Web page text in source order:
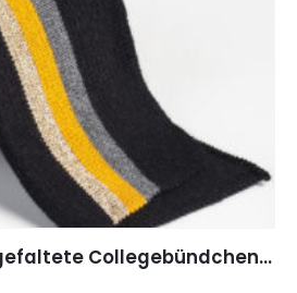
Strickbündchen, gefaltete Collegebündchen in Schwarz mit Streifen Gold/Curry/Grau, 130 cm